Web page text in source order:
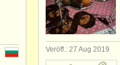
Veröff.: 27 Aug 2019